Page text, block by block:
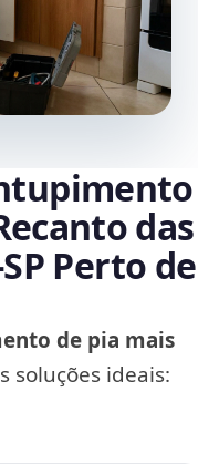
das
Perto de
de pia mais
soluções ideais: